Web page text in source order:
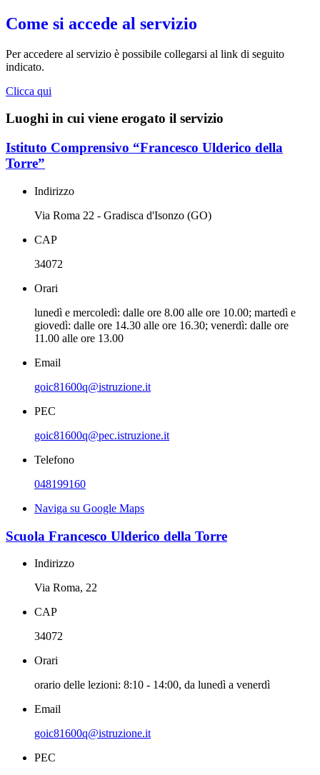
Come si accede al servizio
Per accedere al servizio è possibile collegarsi al link di seguito
indicato.
Clicca qui
Luoghi in cui viene erogato il servizio
Istituto Comprensivo “Francesco Ulderico della
Torre”
Indirizzo
Via Roma 22 - Gradisca d'Isonzo (GO)
CAP
34072
Orari
lunedì e mercoledì: dalle ore 8.00 alle ore 10.00; martedì e
giovedì: dalle ore 14.30 alle ore 16.30; venerdì: dalle ore
11.00 alle ore 13.00
Email
goic81600q@istruzione.it
PEC
goic81600q@pec.istruzione.it
Telefono
048199160
Naviga su Google Maps
Scuola Francesco Ulderico della Torre
Indirizzo
Via Roma, 22
CAP
34072
Orari
orario delle lezioni: 8:10 - 14:00, da lunedì a venerdì
Email
goic81600q@istruzione.it
PEC